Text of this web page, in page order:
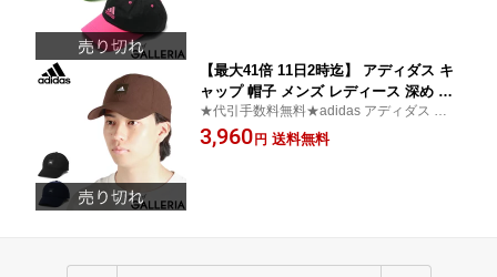
【最大41倍 11日2時迄】 アディダス キ
ャップ 帽子 メンズ レディース 深め 大
きいサイズ adidas ブランド 大きめ 秋
冬 秋 冬 コーデュロイ ブラック 黒 ブラ
★代引手数料無料★adidas アディダス キャ
ップ 帽子 吸汗速乾
3,960 円 送料無料